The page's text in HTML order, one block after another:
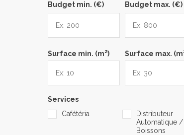
Budget min. (€) Budget max. (€)
Surface min. (m2) Surface max. (m
Services
Cafétéria
Distributeur
Automatique /
Boissons